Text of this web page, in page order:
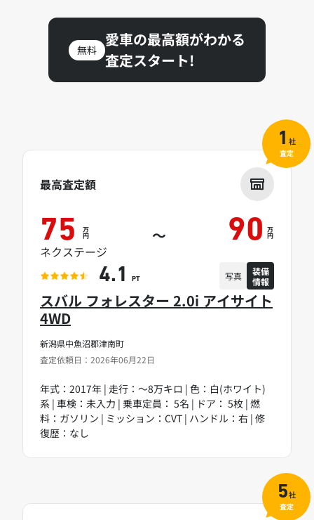
無料
愛車の最高額がわかる
査定スタート!
新潟県中魚沼郡津南町
査定依頼日：2026年06月22日
スバル フォレスター 2.0i アイサイト
4WD
年式：2017年 | 走行：～8万キロ | 色：白(ホワイト)
系 | 車検：未入力 | 乗車定員： 5名 | ドア： 5枚 | 燃
料：ガソリン | ミッション：CVT | ハンドル：右 | 修
復歴：なし
最高査定額
75 万
円 ～ 90 万
円
ネクステージ
4.1 PT 写真
装備
情報
1 社
査定
5社
査定